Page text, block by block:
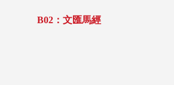
B02：文匯馬經